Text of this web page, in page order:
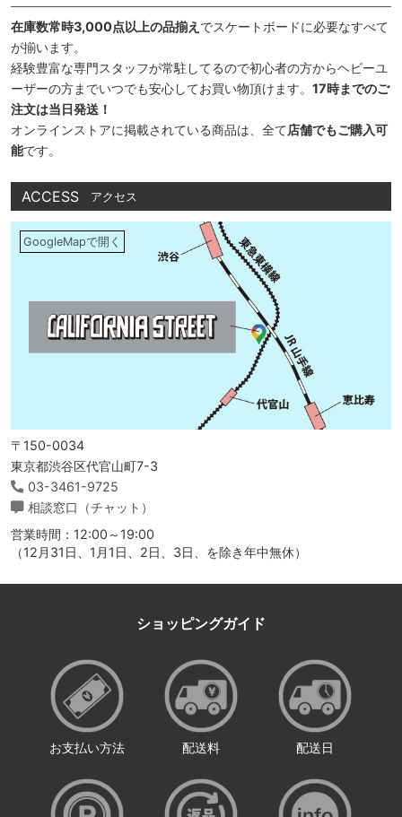
在庫数常時3,000点以上の品揃え でスケートボードに必要なすべて
が揃います。
経験豊富な専門スタッフが常駐してるので初心者の方からヘビーユ
ーザーの方までいつでも安心してお買い物頂けます。 17時までのご
注文は当日発送！
オンラインストアに掲載されている商品は、全て店舗でもご購入可
能です。
ACCESS アクセス
GoogleMapで開く
〒150-0034
東京都渋谷区代官山町7-3
03-3461-9725
相談窓口（チャット）
営業時間：12:00～19:00
（12月31日、1月1日、2日、3日、を除き年中無休）
ショッピングガイド
お支払い方法 配送料 配送日